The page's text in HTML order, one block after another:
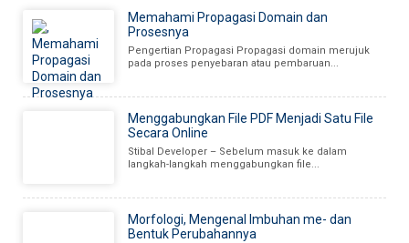
Memahami Propagasi Domain dan
Prosesnya
Pengertian Propagasi Propagasi domain merujuk
pada proses penyebaran atau pembaruan...
Menggabungkan File PDF Menjadi Satu File
Secara Online
Stibal Developer – Sebelum masuk ke dalam
langkah-langkah menggabungkan file...
Morfologi, Mengenal Imbuhan me- dan
Bentuk Perubahannya